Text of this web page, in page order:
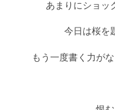
あまりにショッ
今日は桜を
もう一度書く力が